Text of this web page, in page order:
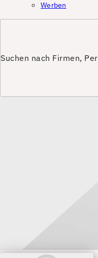
Werben
Suchen nach Firmen,